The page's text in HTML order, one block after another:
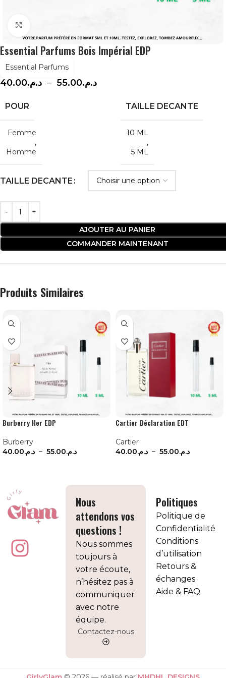
Essential Parfums Bois Impérial EDP
Essential Parfums
د.م.40.00 – د.م.55.00
POUR
Femme
,
Homme
TAILLE DECANTE
10 ML
,
5 ML
TAILLE DECANTE
AJOUTER AU PANIER
COMMANDER MAINTENANT
Produits Similaires
Burberry Her EDP
Burberry
د.م.40.00 – د.م.55.00
Cartier Déclaration EDT
Cartier
د.م.40.00 – د.م.55.00
Nous
attendons vos
questions !
Nous sommes
toujours à
votre écoute,
n’hésitez pas à
communiquer
avec notre
équipe.
Contactez-nous
Politiques
Politique de
Confidentialité
Conditions
d’utilisation
Retours &
échanges
Aide & FAQ